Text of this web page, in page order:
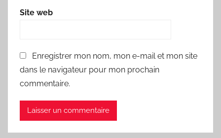
Site web
Enregistrer mon nom, mon e-mail et mon site
dans le navigateur pour mon prochain
commentaire.